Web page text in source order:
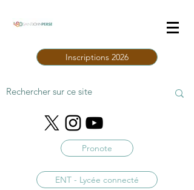
Inscriptions 2026
Pronote
ENT - Lycée connecté